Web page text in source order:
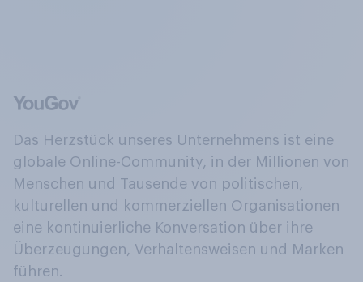
Das Herzstück unseres Unternehmens ist eine
globale Online-Community, in der Millionen von
Menschen und Tausende von politischen,
kulturellen und kommerziellen Organisationen
eine kontinuierliche Konversation über ihre
Überzeugungen, Verhaltensweisen und Marken
führen.